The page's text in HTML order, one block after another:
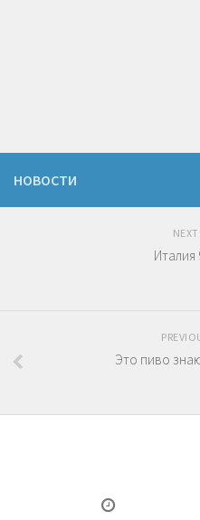
НОВОСТИ
Италия
Это пиво